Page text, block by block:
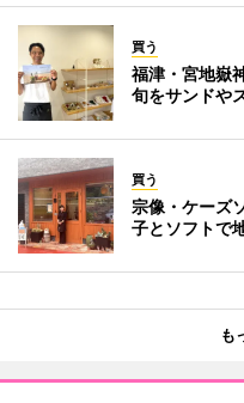
買う
福津・宮地嶽
旬をサンドや
買う
宗像・ケーズ
子とソフトで
も